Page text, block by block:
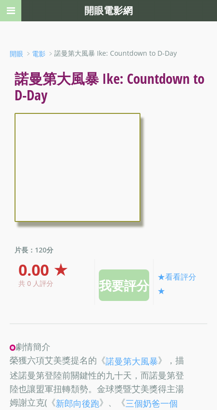
開眼 ﹥ 電影 ﹥諾曼第大風暴 Ike: Countdown to D-Day
諾曼第大風暴 Ike: Countdown to
D-Day
片長：120分
0.00 ★
共 0 人評分
★看看評分
★
劇情簡介
榮獲六項艾美獎提名的《諾曼第大風暴》，描
述諾曼第登陸前關鍵性的九十天，而諾曼第登
陸也讓盟軍扭轉頹勢。金球獎暨艾美獎得主湯
姆謝立克(《新郎向後跑》、《三個奶爸一個
開眼電影網